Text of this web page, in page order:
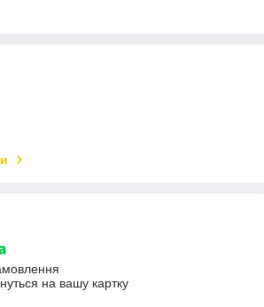
на вашу картку